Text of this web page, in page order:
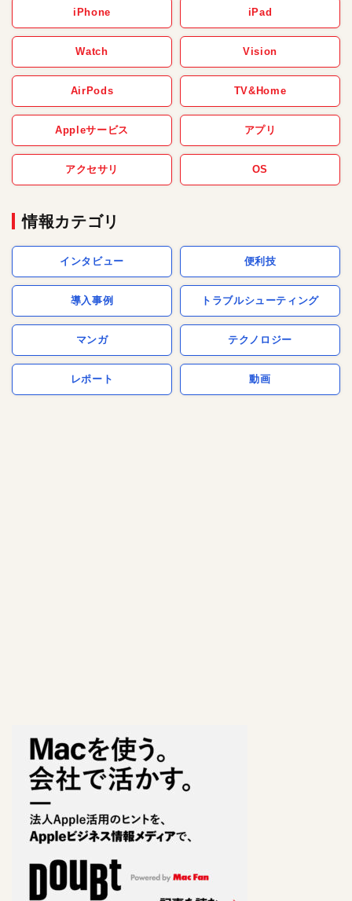
iPhone iPad
Watch Vision
AirPods TV&Home
Appleサービス アプリ
アクセサリ OS
情報カテゴリ
インタビュー 便利技
導入事例 トラブルシューティング
マンガ テクノロジー
レポート 動画